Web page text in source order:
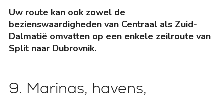
Uw route kan ook zowel de
bezienswaardigheden van Centraal als Zuid-
Dalmatië omvatten op een enkele zeilroute van
Split naar Dubrovnik.
9. Marinas, havens,